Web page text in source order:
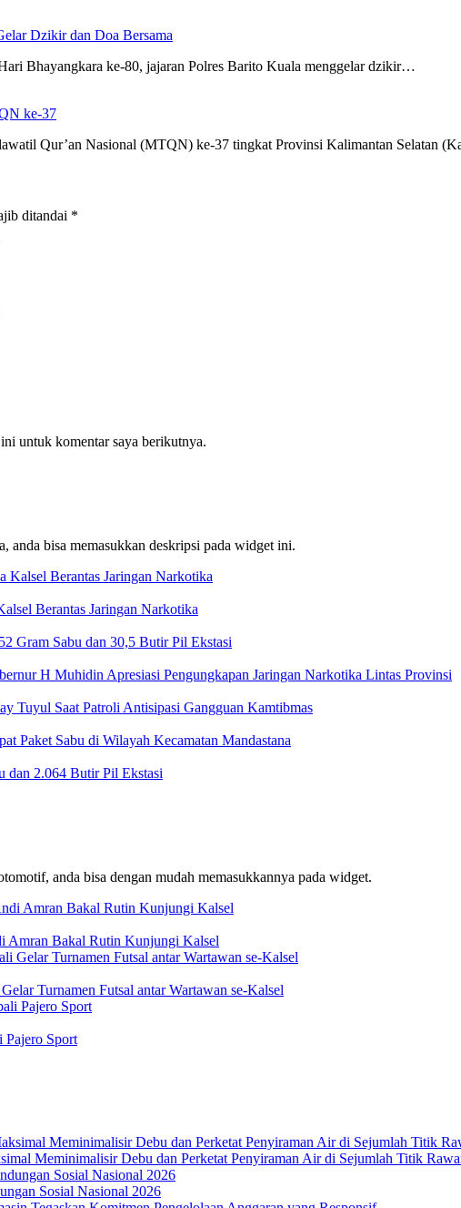
Dzikir dan Doa Bersama
Bhayangkara ke-80, jajaran Polres Barito Kuala menggelar dzikir…
ke-37
Qur’an Nasional (MTQN) ke-37 tingkat Provinsi Kalimantan Selatan
ditandai *
untuk komentar saya berikutnya.
anda bisa memasukkan deskripsi pada widget ini.
Berantas Jaringan Narkotika
Gram Sabu dan 30,5 Butir Pil Ekstasi
H Muhidin Apresiasi Pengungkapan Jaringan Narkotika Lintas Provinsi
Tuyul Saat Patroli Antisipasi Gangguan Kamtibmas
Paket Sabu di Wilayah Kecamatan Mandastana
dan 2.064 Butir Pil Ekstasi
anda bisa dengan mudah memasukkannya pada widget.
Amran Bakal Rutin Kunjungi Kalsel
Turnamen Futsal antar Wartawan se-Kalsel
Sport
Meminimalisir Debu dan Perketat Penyiraman Air di Sejumlah Titik
Sosial Nasional 2026